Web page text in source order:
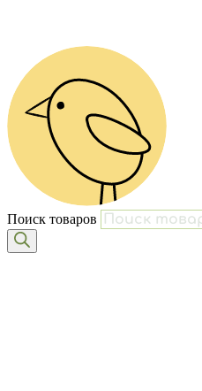
Поиск товаров